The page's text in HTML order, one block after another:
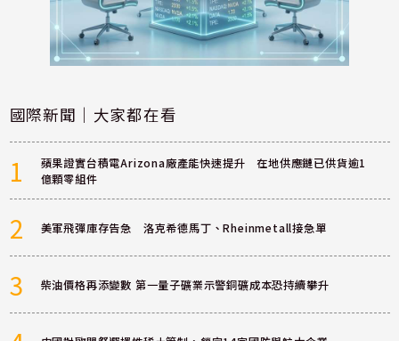
國際新聞｜大家都在看
1
蘋果證實台積電Arizona廠產能快速提升 在地供應鏈已供貨逾1
億顆零組件
2 美軍飛彈庫存告急 洛克希德馬丁、Rheinmetall接急單
3 柴油價格再添變數 第一量子礦業示警銅礦成本恐持續攀升